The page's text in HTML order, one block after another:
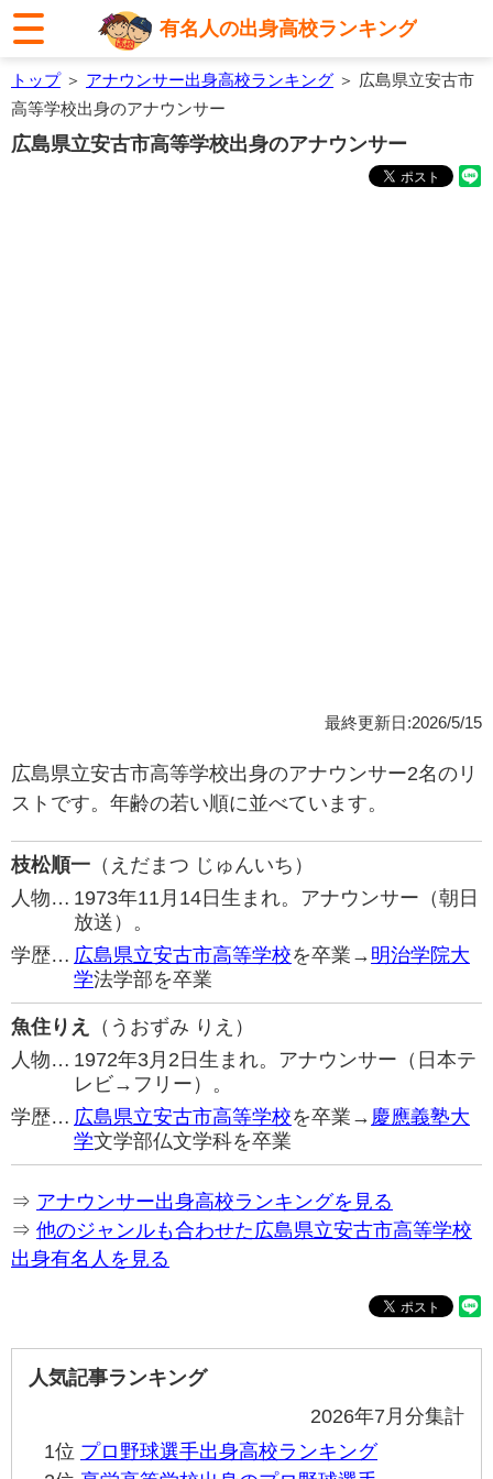
有名人の出身高校ランキング
トップ＞ アナウンサー出身高校ランキング ＞ 広島県立安古市
高等学校出身のアナウンサー
広島県立安古市高等学校出身のアナウンサー
最終更新日:2026/5/15
広島県立安古市高等学校出身のアナウンサー2名のリ
ストです。年齢の若い順に並べています。
枝松順一 （えだまつ じゅんいち）
人物… 1973年11月14日生まれ。アナウンサー（朝日
放送）。
学歴… 広島県立安古市高等学校を卒業→ 明治学院大
学法学部を卒業
魚住りえ
（うおずみ りえ）
人物… 1972年3月2日生まれ。アナウンサー（日本テ
レビ→フリー）。
学歴… 広島県立安古市高等学校を卒業→ 慶應義塾大
学文学部仏文学科を卒業
⇒ アナウンサー出身高校ランキングを見る
⇒ 他のジャンルも合わせた広島県立安古市高等学校
出身有名人を見る
人気記事ランキング
2026年7月分集計
1位 プロ野球選手出身高校ランキング